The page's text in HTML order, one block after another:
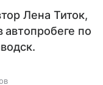
Лена Титок,
автопробеге по